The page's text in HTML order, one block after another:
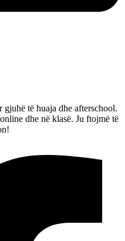
gjuhë të huaja dhe afterschool.
dhe në klasë. Ju ftojmë të